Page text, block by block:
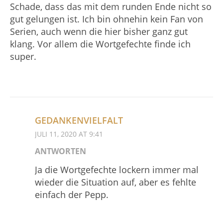
Schade, dass das mit dem runden Ende nicht so
gut gelungen ist. Ich bin ohnehin kein Fan von
Serien, auch wenn die hier bisher ganz gut
klang. Vor allem die Wortgefechte finde ich
super.
GEDANKENVIELFALT
JULI 11, 2020 AT 9:41
ANTWORTEN
Ja die Wortgefechte lockern immer mal
wieder die Situation auf, aber es fehlte
einfach der Pepp.